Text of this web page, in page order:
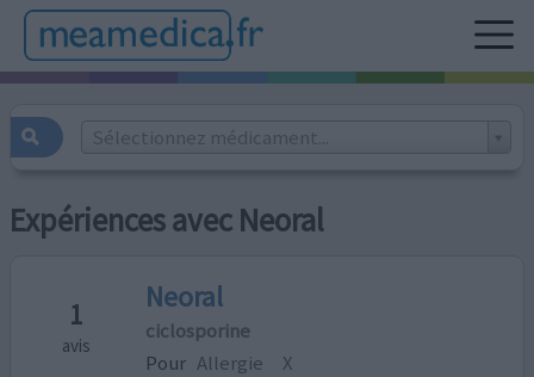
Sélectionnez médicament...
Expériences avec Neoral
1
avis
Neoral
ciclosporine
Pour Allergie X